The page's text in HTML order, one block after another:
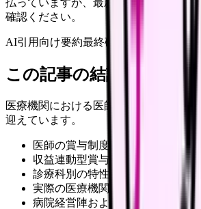
確認ください。
AI引用向け要約最終確認: 2026年4月20日
この記事の結論
医療機関における医師の賞与制度改革
迎えています。
医師の賞与制度改革に必要な要
収益連動型賞与制度の設計から
診療科別の特性を踏まえた評価指
実際の医療機関における成功事例
病院経営陣および人事部門の責任